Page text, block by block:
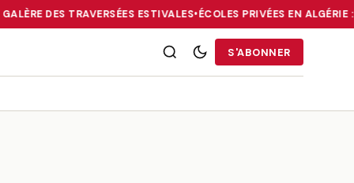
DES TRAVERSÉES ESTIVALES•ÉCOLES PRIVÉES EN ALGÉRIE
: LA DIASPORA FACE À LA GALÈRE DES TRAVERSÉES
S'ABONNER